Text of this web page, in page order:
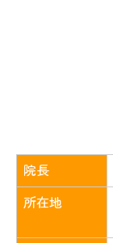
院長
所在地